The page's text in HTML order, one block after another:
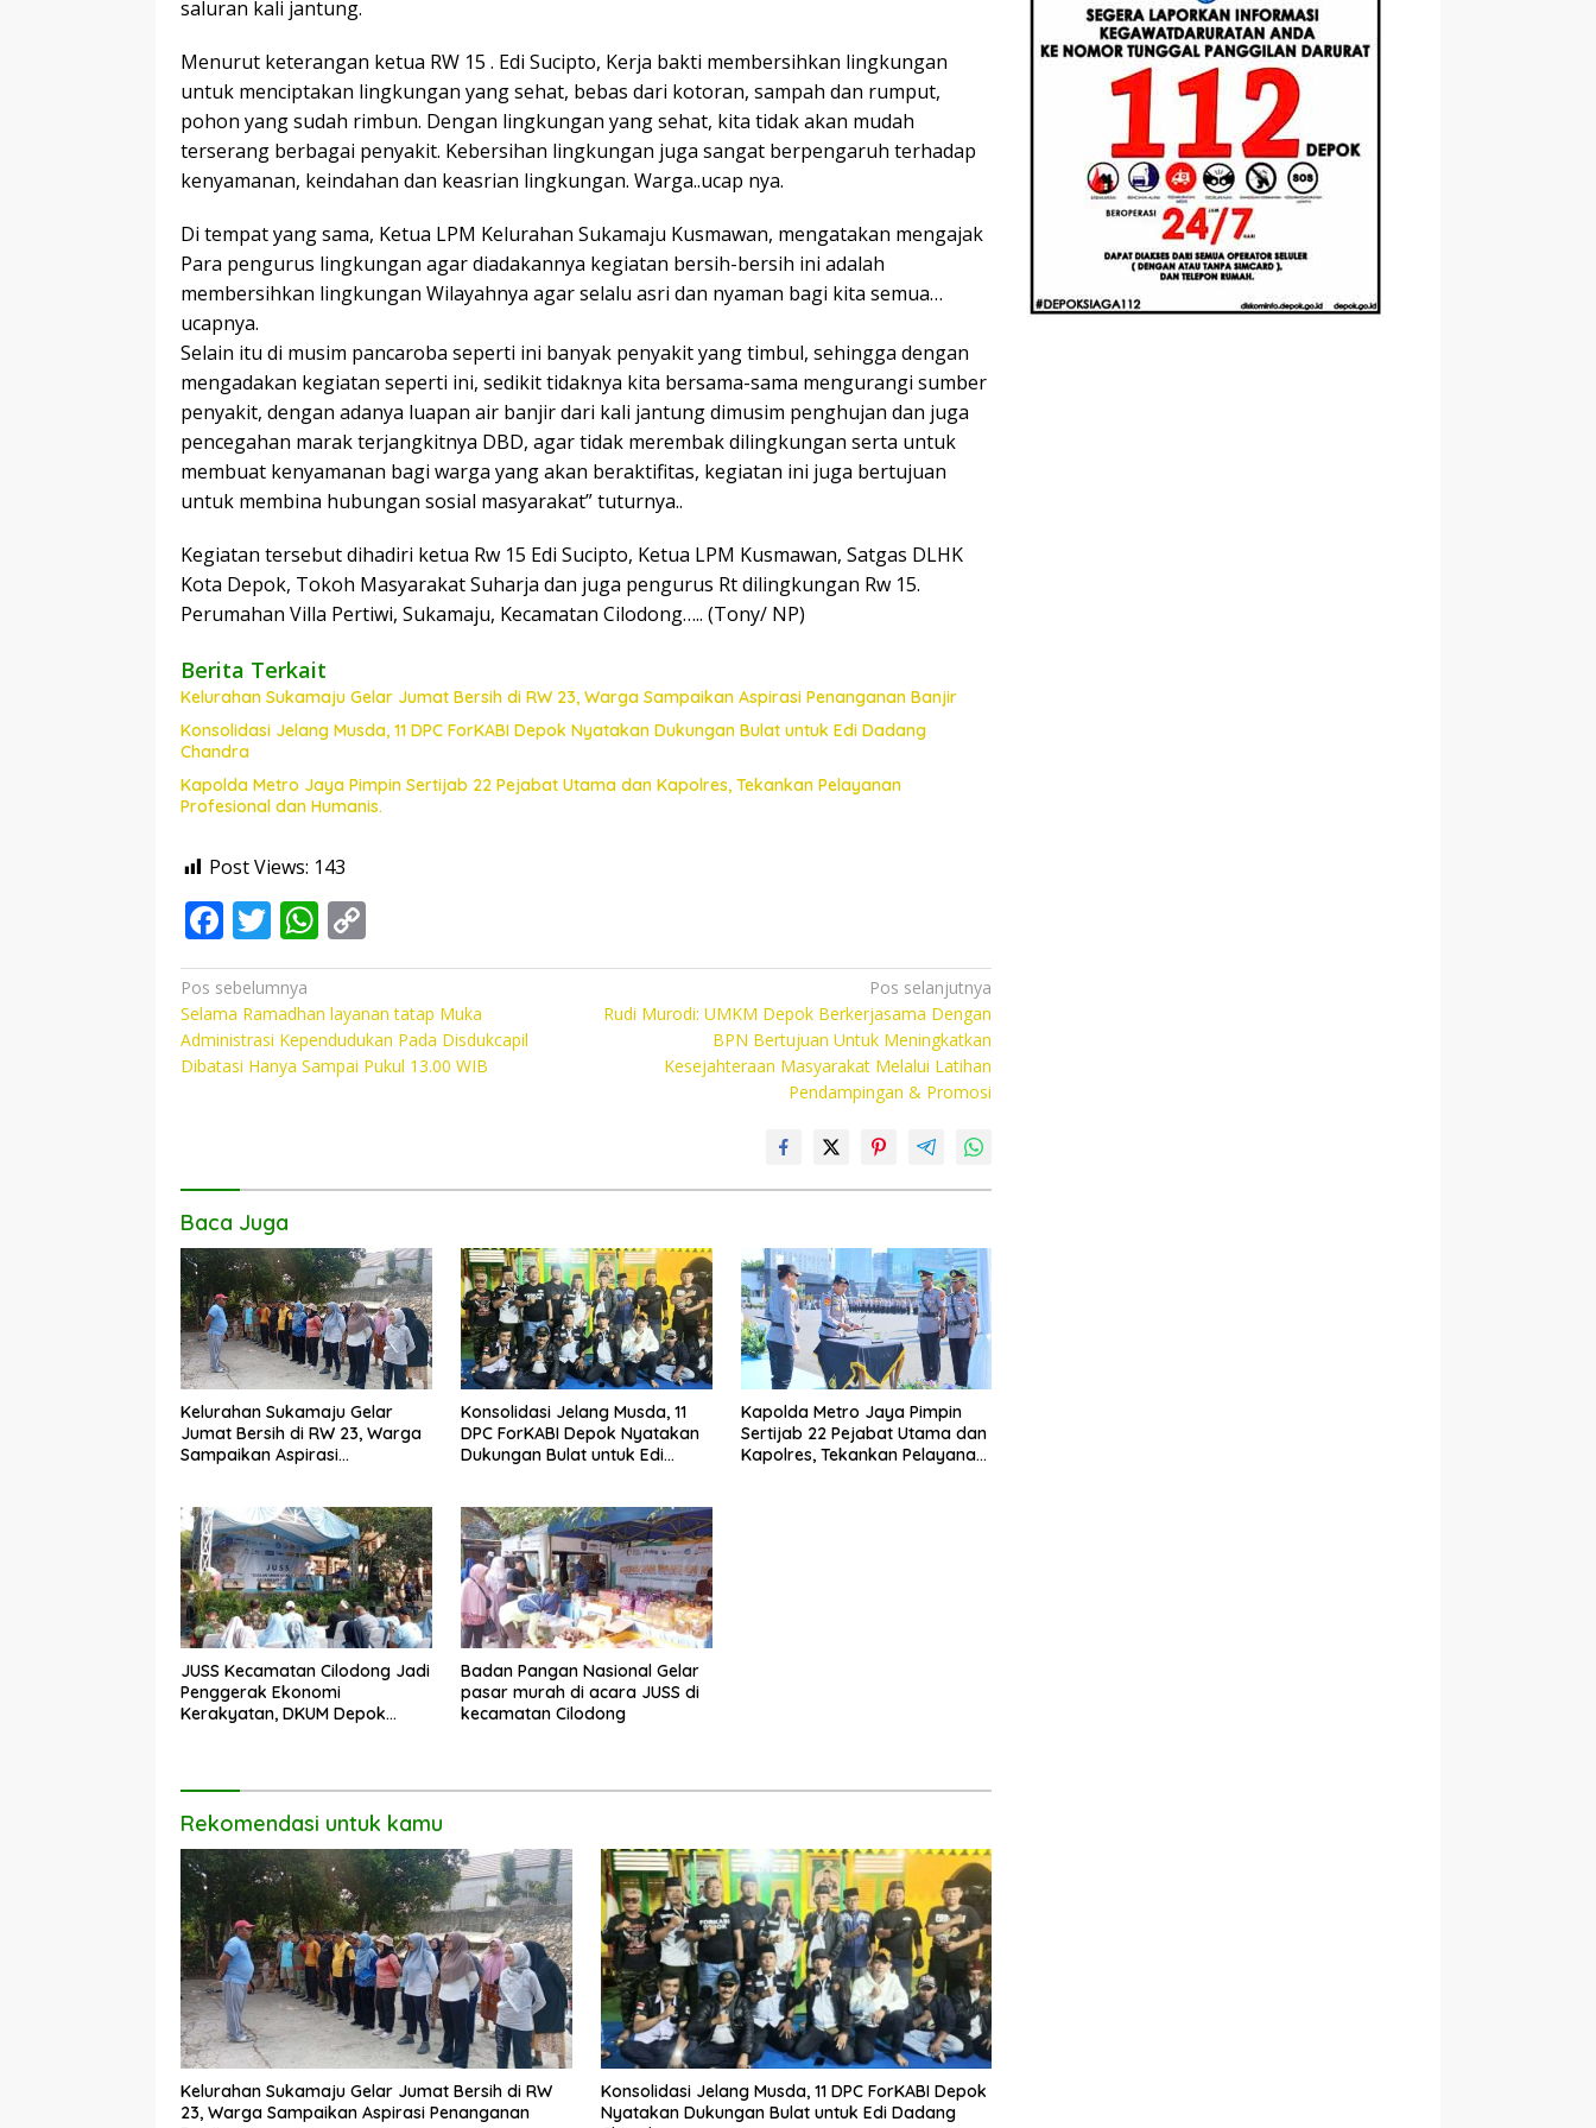
saluran kali jantung.
Menurut keterangan ketua RW 15 . Edi Sucipto, Kerja bakti membersihkan lingkungan
untuk menciptakan lingkungan yang sehat, bebas dari kotoran, sampah dan rumput,
pohon yang sudah rimbun. Dengan lingkungan yang sehat, kita tidak akan mudah
terserang berbagai penyakit. Kebersihan lingkungan juga sangat berpengaruh terhadap
kenyamanan, keindahan dan keasrian lingkungan. Warga..ucap nya.
Di tempat yang sama, Ketua LPM Kelurahan Sukamaju Kusmawan, mengatakan mengajak
Para pengurus lingkungan agar diadakannya kegiatan bersih-bersih ini adalah
membersihkan lingkungan Wilayahnya agar selalu asri dan nyaman bagi kita semua…
ucapnya.
Selain itu di musim pancaroba seperti ini banyak penyakit yang timbul, sehingga dengan
mengadakan kegiatan seperti ini, sedikit tidaknya kita bersama-sama mengurangi sumber
penyakit, dengan adanya luapan air banjir dari kali jantung dimusim penghujan dan juga
pencegahan marak terjangkitnya DBD, agar tidak merembak dilingkungan serta untuk
membuat kenyamanan bagi warga yang akan beraktifitas, kegiatan ini juga bertujuan
untuk membina hubungan sosial masyarakat” tuturnya..
Kegiatan tersebut dihadiri ketua Rw 15 Edi Sucipto, Ketua LPM Kusmawan, Satgas DLHK
Kota Depok, Tokoh Masyarakat Suharja dan juga pengurus Rt dilingkungan Rw 15.
Perumahan Villa Pertiwi, Sukamaju, Kecamatan Cilodong….. (Tony/ NP)
Berita Terkait
Kelurahan Sukamaju Gelar Jumat Bersih di RW 23, Warga Sampaikan Aspirasi Penanganan Banjir
Konsolidasi Jelang Musda, 11 DPC ForKABI Depok Nyatakan Dukungan Bulat untuk Edi Dadang
Chandra
Kapolda Metro Jaya Pimpin Sertijab 22 Pejabat Utama dan Kapolres, Tekankan Pelayanan
Profesional dan Humanis.
Post Views: 143
F
ac
e
b
o
T
w
itt
er
W
h
at
s
A
o
y
Li
Navigasi
pos
Pos sebelumnya
Selama Ramadhan layanan tatap Muka
Administrasi Kependudukan Pada Disdukcapil
Dibatasi Hanya Sampai Pukul 13.00 WIB
Pos selanjutnya
Rudi Murodi: UMKM Depok Berkerjasama Dengan
BPN Bertujuan Untuk Meningkatkan
Kesejahteraan Masyarakat Melalui Latihan
Pendampingan & Promosi
Baca Juga
Kelurahan Sukamaju Gelar
Jumat Bersih di RW 23, Warga
Sampaikan Aspirasi
Konsolidasi Jelang Musda, 11
DPC ForKABI Depok Nyatakan
Dukungan Bulat untuk Edi
Kapolda Metro Jaya Pimpin
Sertijab 22 Pejabat Utama dan
Kapolres, Tekankan Pelayanan
JUSS Kecamatan Cilodong Jadi
Penggerak Ekonomi
Kerakyatan, DKUM Depok
Badan Pangan Nasional Gelar
pasar murah di acara JUSS di
kecamatan Cilodong
Rekomendasi untuk kamu
Kelurahan Sukamaju Gelar Jumat Bersih di RW
23, Warga Sampaikan Aspirasi Penanganan
Konsolidasi Jelang Musda, 11 DPC ForKABI Depok
Nyatakan Dukungan Bulat untuk Edi Dadang
Augmented
Reality
Tahun Ajaran
2026-2027
Pertamina